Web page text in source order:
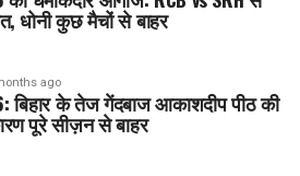
धोनी कुछ मैचों से बाहर
ago
बिहार के तेज गेंदबाज आकाशदीप पीठ की
पूरे सीज़न से बाहर